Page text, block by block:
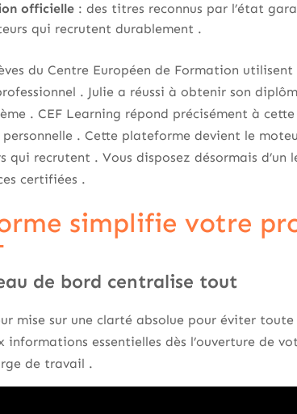
officielle : des titres reconnus par l’état
qui recrutent durablement .
du Centre Européen de Formation
. Julie a réussi à obtenir son
. CEF Learning répond précisément à
. Cette plateforme devient le
qui recrutent . Vous disposez désormais
certifiées .
simplifie votre
de bord centralise tout
mise sur une clarté absolue pour éviter
informations essentielles dès l’ouverture de
de travail .